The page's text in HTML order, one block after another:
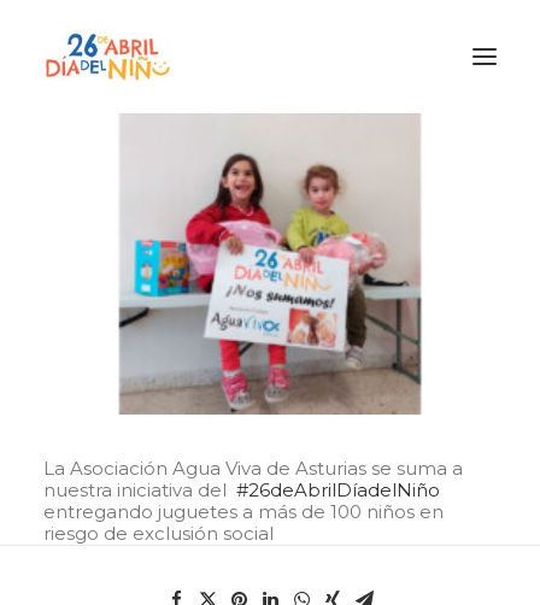
¿Qué es el Día del Niño?
¿Cómo lo vamos a celebrar?
Participa con tu cole
Materiales
Promocion
La Asociación Agua Viva de Asturias se suma a
nuestra iniciativa del #26deAbrilDíadelNiño
entregando juguetes a más de 100 niños en
riesgo de exclusión social